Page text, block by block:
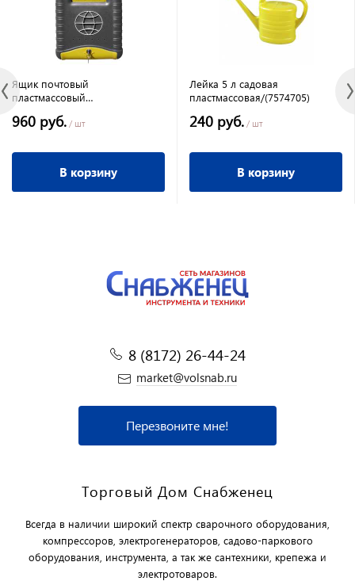
Ящик почтовый
пластмассовый
960 руб. / шт
В корзину
Лейка 5 л садовая
пластмассовая/(7574705)
240 руб. / шт
В корзину
8 (8172) 26-44-24
market@volsnab.ru
Перезвоните мне!
Торговый Дом Снабженец
Всегда в наличии широкий спектр сварочного оборудования,
компрессоров, электрогенераторов, садово-паркового
оборудования, инструмента, а так же сантехники, крепежа и
электротоваров.